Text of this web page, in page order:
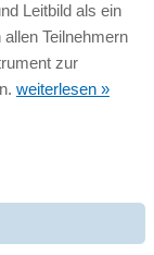
Leitbild als ein
Teilnehmern
zur
weiterlesen »